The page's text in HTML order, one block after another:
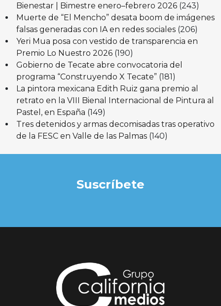
Bienestar | Bimestre enero–febrero 2026 (243)
Muerte de “El Mencho” desata boom de imágenes
falsas generadas con IA en redes sociales (206)
Yeri Mua posa con vestido de transparencia en
Premio Lo Nuestro 2026 (190)
Gobierno de Tecate abre convocatoria del
programa “Construyendo X Tecate” (181)
La pintora mexicana Edith Ruiz gana premio al
retrato en la VIII Bienal Internacional de Pintura al
Pastel, en España (149)
Tres detenidos y armas decomisadas tras operativo
de la FESC en Valle de las Palmas (140)
Suscríbete